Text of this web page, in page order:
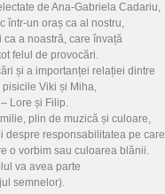
de Ana-Gabriela Cadariu,
într-un oraș ca al nostru,
a noastră, care învață
felul de provocări.
și a importanței relației dintre
Viki și Miha,
Lore și Filip.
plin de muzică și culoare,
despre responsabilitatea pe care
o vorbim sau culoarea blănii.
va avea parte
semnelor).